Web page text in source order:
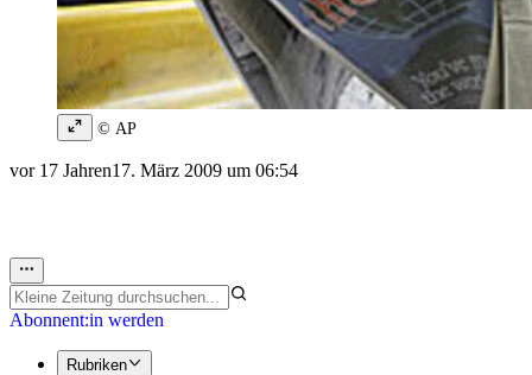
© AP
vor 17 Jahren17. März 2009 um 06:54
Abonnent:in werden
Rubriken